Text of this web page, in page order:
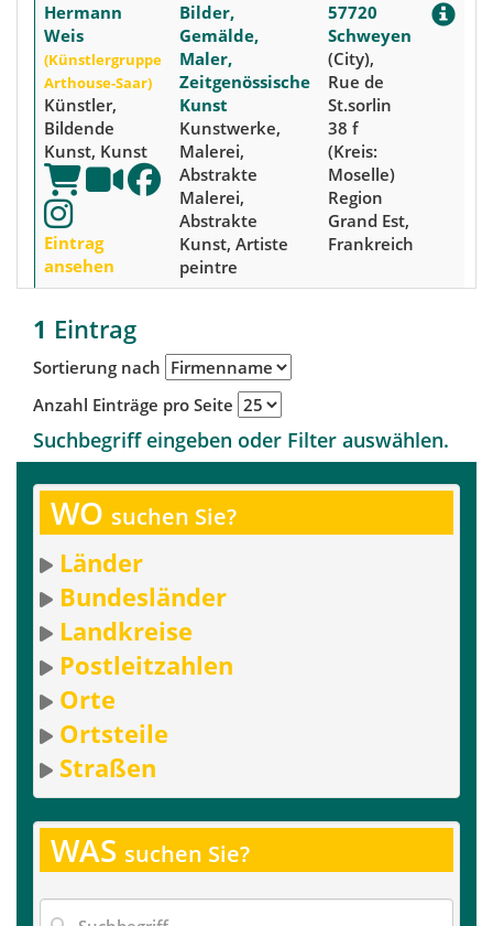
Hermann
Weis
(Künstlergruppe
Arthouse-Saar)
Künstler,
Bildende
Kunst, Kunst
Eintrag
ansehen
Bilder,
Gemälde,
Maler,
Zeitgenössische
Kunst
Kunstwerke,
Malerei,
Abstrakte
Malerei,
Abstrakte
Kunst, Artiste
peintre
57720
Schweyen
(City),
Rue de
St.sorlin
38 f
(Kreis:
Moselle)
Region
Grand Est,
Frankreich
1 Eintrag
Sortierung nach
Anzahl Einträge pro Seite
Suchbegriff eingeben oder Filter auswählen.
WO suchen Sie?
Länder
Bundesländer
Landkreise
Postleitzahlen
Orte
Ortsteile
Straßen
WAS suchen Sie?